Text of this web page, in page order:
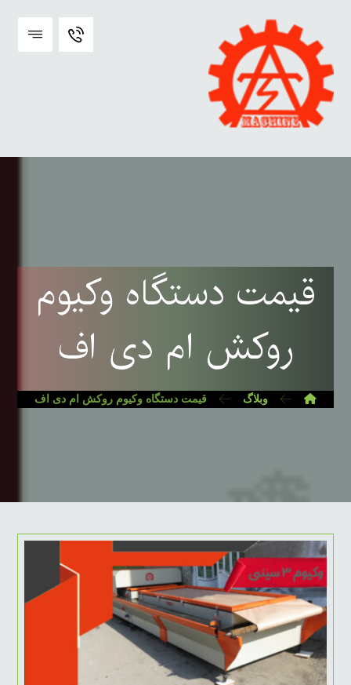
قیمت دستگاه وکیوم
روکش ام دی اف
وبلاگ قیمت دستگاه وکیوم روکش ام دی اف